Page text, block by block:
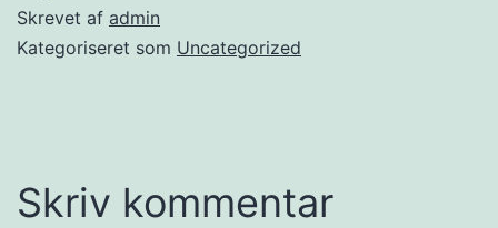
Skrevet af admin
Kategoriseret som Uncategorized
Skriv kommentar